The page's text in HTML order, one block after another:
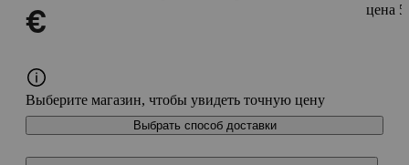
€
цена
Выберите магазин, чтобы увидеть точную цену
Выбрать способ доставки